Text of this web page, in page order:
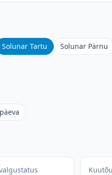
Solunar Tartu Solunar Pärnu